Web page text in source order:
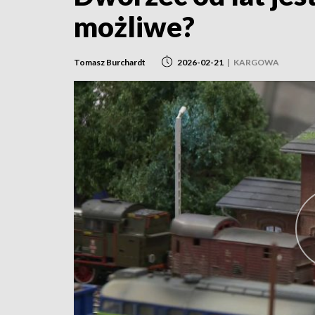
możliwe?
Tomasz Burchardt 2026-02-21 | KARGOWA